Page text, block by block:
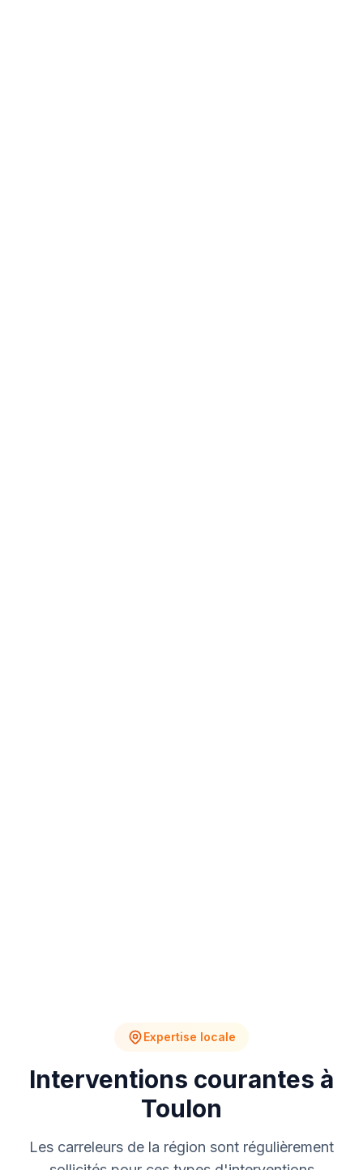
Expertise locale
Interventions courantes à
Toulon
Les carreleurs de la région sont régulièrement